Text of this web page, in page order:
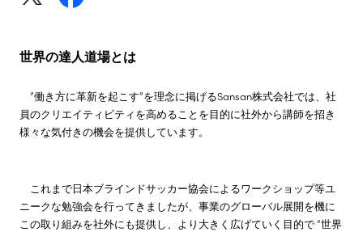
会社情報
サステナビリティ
世界の達人道場とは
”働き方に革新を起こす”を理念に掲げるSansan株式会社では、社
員のクリエイティビティを高めることを目的に社外から講師を招き
様々な気付きの機会を提供しています。
これまで日本ブラインドサッカー協会によるワークショップ等ユ
ニークな勉強会を行ってきましたが、事業のグローバル展開を機に
この取り組みを社外にも提供し、より大きく広げていく目的で “世界